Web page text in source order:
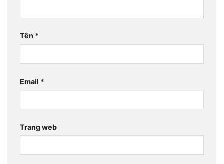
Tên *
Email *
Trang web